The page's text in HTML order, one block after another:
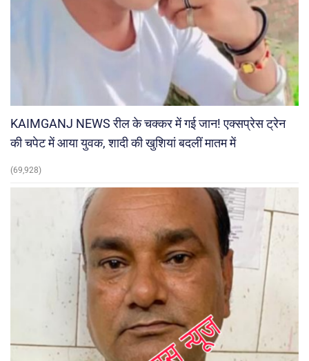
KAIMGANJ NEWS रील के चक्कर में गई जान! एक्सप्रेस ट्रेन
की चपेट में आया युवक, शादी की खुशियां बदलीं मातम में
(69,928)